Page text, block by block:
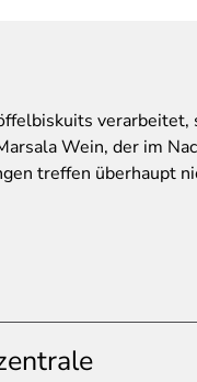
verarbeitet,
Wein, der im
treffen überhaupt